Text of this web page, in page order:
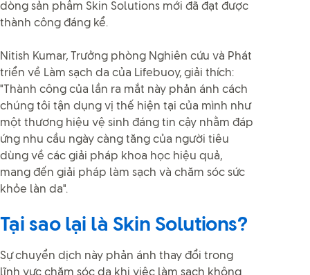
dòng sản phẩm Skin Solutions mới đã đạt được
thành công đáng kể.
Nitish Kumar, Trưởng phòng Nghiên cứu và Phát
triển về Làm sạch da của Lifebuoy, giải thích:
"Thành công của lần ra mắt này phản ánh cách
chúng tôi tận dụng vị thế hiện tại của mình như
một thương hiệu vệ sinh đáng tin cậy nhằm đáp
ứng nhu cầu ngày càng tăng của người tiêu
dùng về các giải pháp khoa học hiệu quả,
mang đến giải pháp làm sạch và chăm sóc sức
khỏe làn da".
Tại sao lại là Skin Solutions?
Sự chuyển dịch này phản ánh thay đổi trong